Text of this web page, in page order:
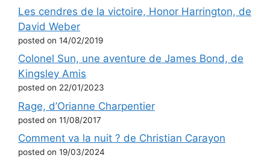
Les cendres de la victoire, Honor Harrington, de
David Weber
posted on 14/02/2019
Colonel Sun, une aventure de James Bond, de
Kingsley Amis
posted on 22/01/2023
Rage, d’Orianne Charpentier
posted on 11/08/2017
Comment va la nuit ? de Christian Carayon
posted on 19/03/2024